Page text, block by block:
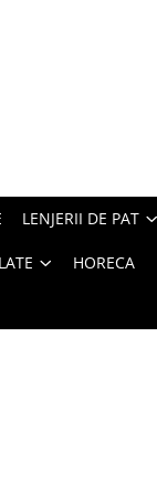
LENJERII DE PAT
HORECA